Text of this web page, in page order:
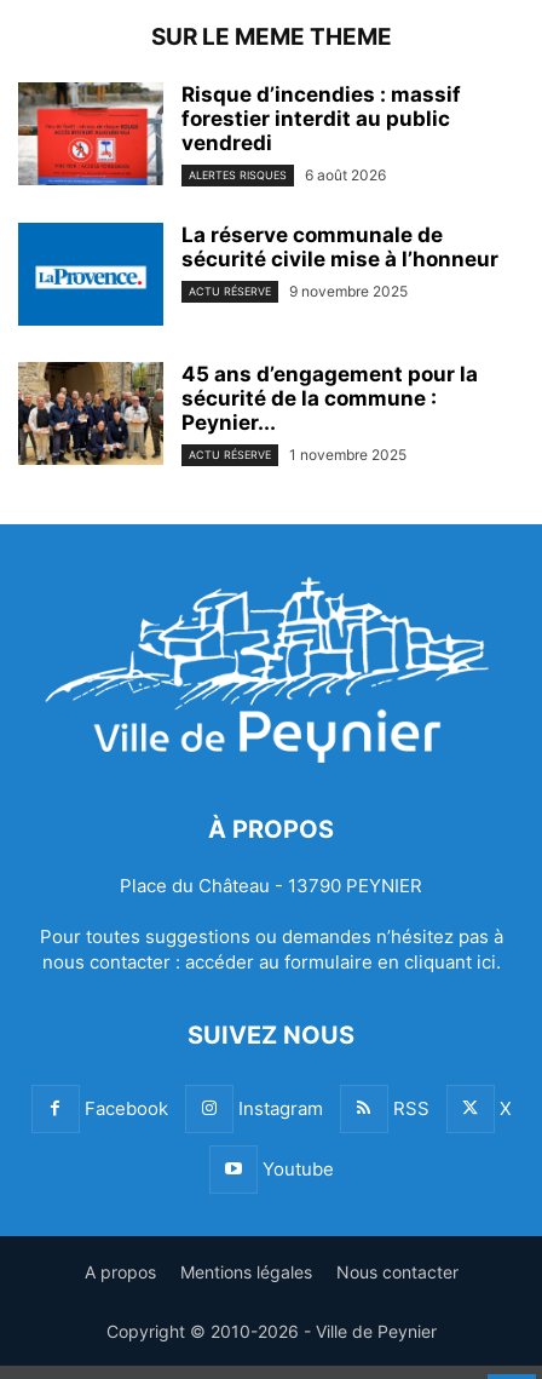
SUR LE MEME THEME
Risque d’incendies : massif
forestier interdit au public
vendredi
ALERTES RISQUES 6 août 2026
La réserve communale de
sécurité civile mise à l’honneur
ACTU RÉSERVE 9 novembre 2025
45 ans d’engagement pour la
sécurité de la commune :
Peynier...
ACTU RÉSERVE 1 novembre 2025
À PROPOS
Place du Château - 13790 PEYNIER
Pour toutes suggestions ou demandes n’hésitez pas à
nous contacter : accéder au formulaire en cliquant ici.
SUIVEZ NOUS
Facebook Instagram RSS X
Youtube
A propos Mentions légales Nous contacter
Copyright © 2010-2026 - Ville de Peynier